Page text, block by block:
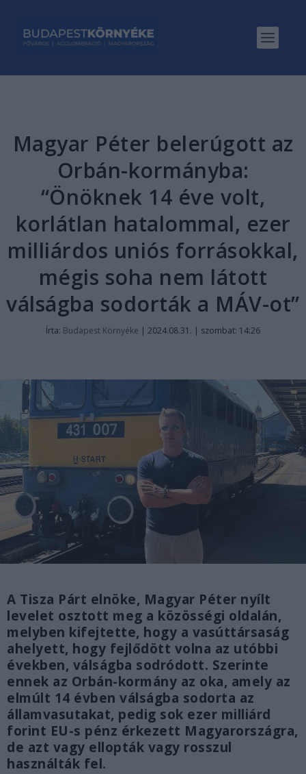
Magyar Péter belerúgott az
Orbán-kormányba:
“Önöknek 14 éve volt,
korlátlan hatalommal, ezer
milliárdos uniós forrásokkal,
mégis soha nem látott
válságba sodorták a MÁV-ot”
Írta: Budapest Környéke | 2024.08.31. | szombat: 14:26
A Tisza Párt elnöke, Magyar Péter nyílt
levelet osztott meg a közösségi oldalán,
melyben kifejtette, hogy a vasúttársaság
ahelyett, hogy fejlődött volna az utóbbi
években, válságba sodródott. Szerinte
ennek az Orbán-kormány az oka, amely az
elmúlt 14 évben válságba sodorta az
államvasutakat, pedig sok ezer milliárd
forint EU-s pénz érkezett Magyarországra,
de azt vagy ellopták vagy rosszul
használták fel.